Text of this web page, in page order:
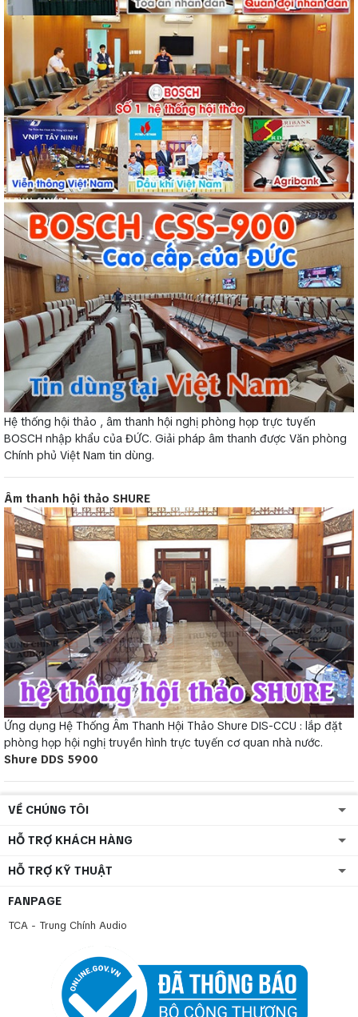
Hệ thống hội thảo , âm thanh hội nghị phòng họp trực tuyến
BOSCH nhập khẩu của ĐỨC. Giải pháp âm thanh được Văn phòng
Chính phủ Việt Nam tin dùng.
Âm thanh hội thảo SHURE
Ứng dụng Hệ Thống Âm Thanh Hội Thảo Shure DIS-CCU : lắp đặt
phòng họp hội nghị truyền hình trực tuyến cơ quan nhà nước.
Shure DDS 5900
VỀ CHÚNG TÔI
HỖ TRỢ KHÁCH HÀNG
HỖ TRỢ KỸ THUẬT
FANPAGE
TCA - Trung Chính Audio